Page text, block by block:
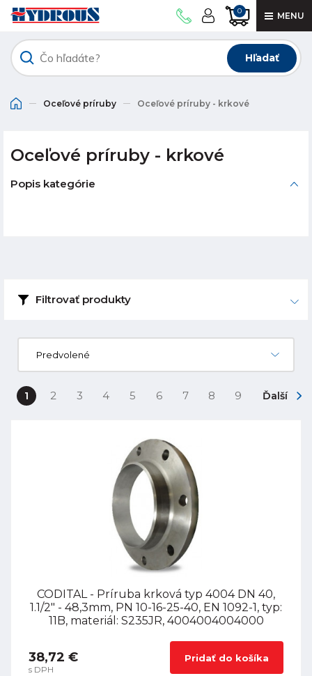
0 MENU
Hľadať
Oceľové príruby Oceľové príruby - krkové
Oceľové príruby - krkové
Popis kategórie
Filtrovať produkty
Predvolené
1 2 3 4 5 6 7 8 9 Ďalší
CODITAL - Príruba krková typ 4004 DN 40,
1.1/2" - 48,3mm, PN 10-16-25-40, EN 1092-1, typ:
11B, materiál: S235JR, 4004004004000
38,72 €
s DPH
Pridať do košíka